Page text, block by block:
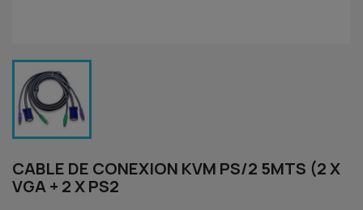
CABLE DE CONEXION KVM PS/2 5MTS (2 X
VGA + 2 X PS2